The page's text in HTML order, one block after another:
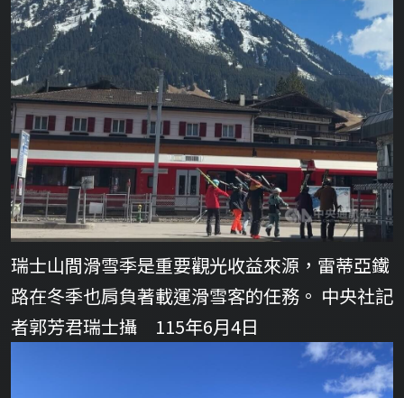
瑞士山間滑雪季是重要觀光收益來源，雷蒂亞鐵
路在冬季也肩負著載運滑雪客的任務。 中央社記
者郭芳君瑞士攝 115年6月4日